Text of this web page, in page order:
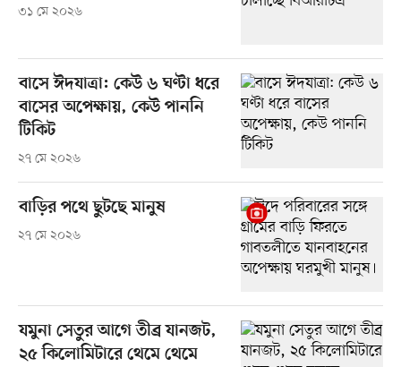
৩১ মে ২০২৬
বাসে ঈদযাত্রা: কেউ ৬ ঘণ্টা ধরে
বাসের অপেক্ষায়, কেউ পাননি
টিকিট
২৭ মে ২০২৬
বাড়ির পথে ছুটছে মানুষ
২৭ মে ২০২৬
যমুনা সেতুর আগে তীব্র যানজট,
২৫ কিলোমিটারে থেমে থেমে